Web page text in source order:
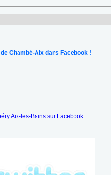
Chambé-Aix dans Facebook !
Aix-les-Bains sur Facebook